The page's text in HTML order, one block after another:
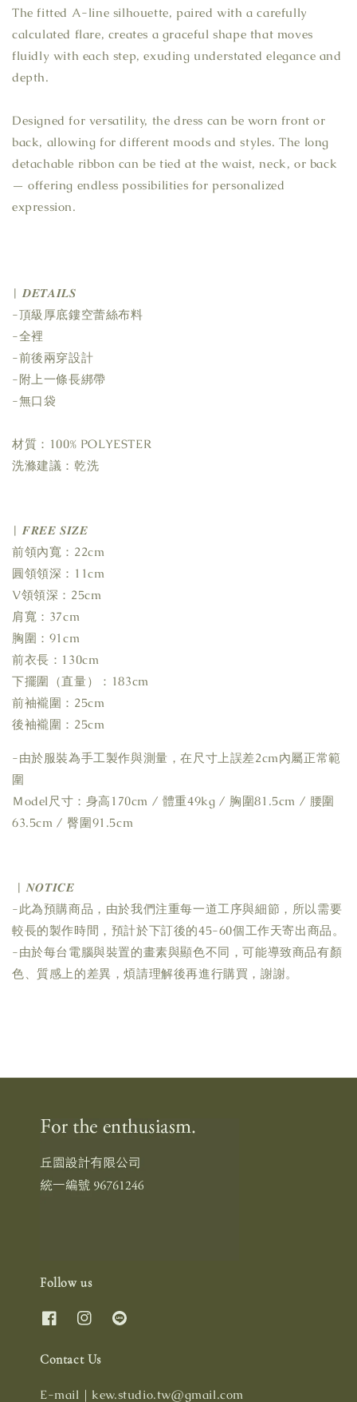
The fitted A-line silhouette, paired with a carefully
calculated flare, creates a graceful shape that moves
fluidly with each step, exuding understated elegance and
depth.
Designed for versatility, the dress can be worn front or
back, allowing for different moods and styles. The long
detachable ribbon can be tied at the waist, neck, or back
— offering endless possibilities for personalized
expression.
| 𝑫𝑬𝑻𝑨𝑰𝑳𝑺
-頂級厚底鏤空蕾絲布料
-全裡
-前後兩穿設計
-附上一條長綁帶
-無口袋
材質：100% POLYESTER
洗滌建議：乾洗
| 𝑭𝑹𝑬𝑬 𝑺𝑰𝒁𝑬
前領內寬：22cm
圓領領深：11cm
V領領深：25cm
肩寬：37cm
胸圍：91cm
前衣長：130cm
下擺圍（直量）：183cm
前袖襱圍：25cm
後袖襱圍：25cm
-由於服裝為手工製作與測量，在尺寸上誤差2cm內屬正常範
圍
Ｍodel尺寸：身高170cm / 體重49kg / 胸圍81.5cm / 腰圍
63.5cm / 臀圍91.5cm
| 𝑵𝑶𝑻𝑰𝑪𝑬
-此為預購商品，由於我們注重每一道工序與細節，所以需要
較長的製作時間，預計於下訂後的45-60個工作天寄出商品。
-由於每台電腦與裝置的畫素與顯色不同，可能導致商品有顏
色、質感上的差異，煩請理解後再進行購買，謝謝。
Follow us
Contact Us
E-mail｜kew.studio.tw@gmail.com